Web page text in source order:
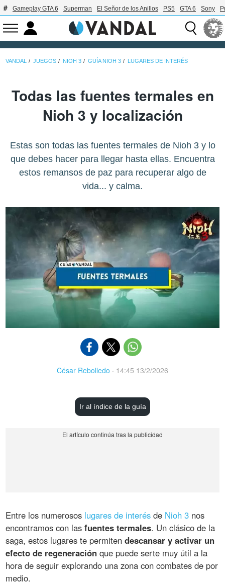
Gameplay GTA 6 Superman El Señor de los Anillos PS5 GTA 6 Sony
VANDAL JUEGOS NIOH 3 GUÍA NIOH 3 LUGARES DE INTERÉS
Todas las fuentes termales en
Nioh 3 y localización
Estas son todas las fuentes termales de Nioh 3 y lo
que debes hacer para llegar hasta ellas. Encuentra
estos remansos de paz para recuperar algo de
vida... y calma.
César Rebolledo · 14:45 13/2/2026
Ir al índice de la guía
Entre los numerosos lugares de interés de Nioh 3 nos
encontramos con lasfuentes termales. Un clásico de la
saga, estos lugares te permitendescansar y activar un
efecto de regeneración que puede serte muy útil a la
hora de seguir explorando una zona con combates de por
medio.